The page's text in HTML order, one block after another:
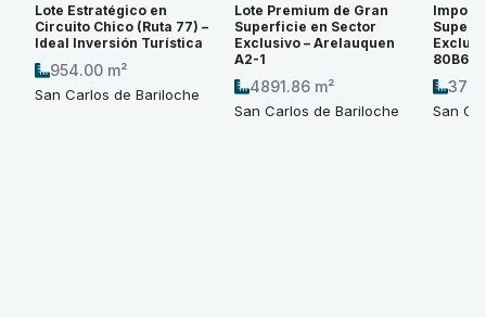
Lote Estratégico en
Circuito Chico (Ruta 77) –
Ideal Inversión Turística
954.00 m²
San Carlos de Bariloche
Lote Premium de Gran
Superficie en Sector
Exclusivo – Arelauquen
A2-1
4891.86 m²
San Carlos de Bariloche
80B6
San